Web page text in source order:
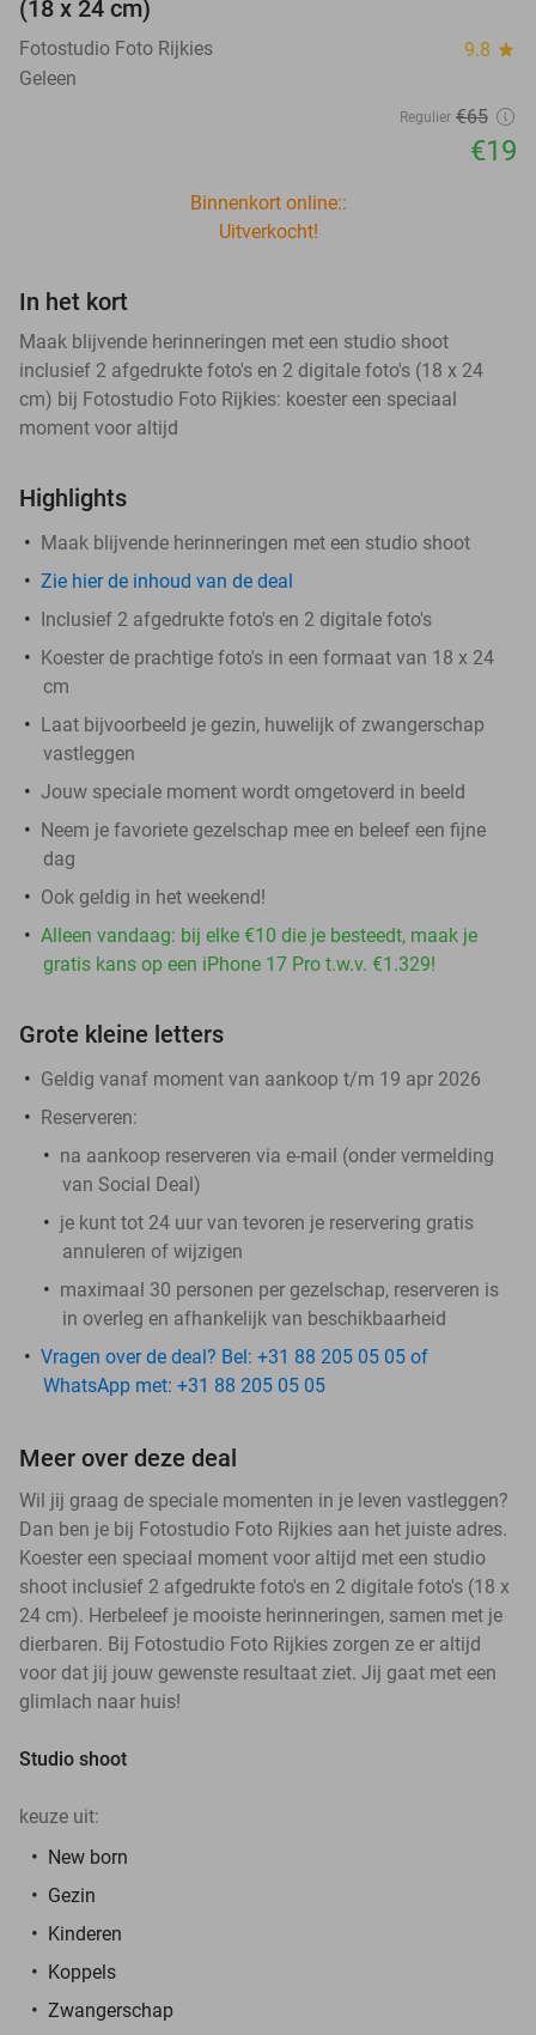
(18 x 24 cm)
Fotostudio Foto Rijkies 9.8 star
Geleen
Regulier €65
€19
Binnenkort online::
Uitverkocht!
In het kort
Maak blijvende herinneringen met een studio shoot
inclusief 2 afgedrukte foto's en 2 digitale foto's (18 x 24
cm) bij Fotostudio Foto Rijkies: koester een speciaal
moment voor altijd
Highlights
Maak blijvende herinneringen met een studio shoot
Zie hier de inhoud van de deal
Inclusief 2 afgedrukte foto's en 2 digitale foto's
Koester de prachtige foto's in een formaat van 18 x 24
cm
Laat bijvoorbeeld je gezin, huwelijk of zwangerschap
vastleggen
Jouw speciale moment wordt omgetoverd in beeld
Neem je favoriete gezelschap mee en beleef een fijne
dag
Ook geldig in het weekend!
Alleen vandaag: bij elke €10 die je besteedt, maak je
gratis kans op een iPhone 17 Pro t.w.v. €1.329!
Grote kleine letters
Geldig vanaf moment van aankoop t/m 19 apr 2026
Reserveren:
na aankoop reserveren via e-mail (onder vermelding
van Social Deal)
je kunt tot 24 uur van tevoren je reservering gratis
annuleren of wijzigen
maximaal 30 personen per gezelschap, reserveren is
in overleg en afhankelijk van beschikbaarheid
Vragen over de deal? Bel: +31 88 205 05 05 of
WhatsApp met: +31 88 205 05 05
Meer over deze deal
Wil jij graag de speciale momenten in je leven vastleggen?
Dan ben je bij Fotostudio Foto Rijkies aan het juiste adres.
Koester een speciaal moment voor altijd met een studio
shoot inclusief 2 afgedrukte foto's en 2 digitale foto's (18 x
24 cm). Herbeleef je mooiste herinneringen, samen met je
dierbaren. Bij Fotostudio Foto Rijkies zorgen ze er altijd
voor dat jij jouw gewenste resultaat ziet. Jij gaat met een
glimlach naar huis!
Studio shoot
keuze uit:
New born
Gezin
Kinderen
Koppels
Zwangerschap